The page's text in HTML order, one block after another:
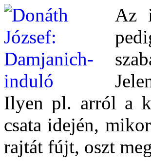
Az
Ilyen pl. arról a
csata idején,
rajtát fújt, oszt